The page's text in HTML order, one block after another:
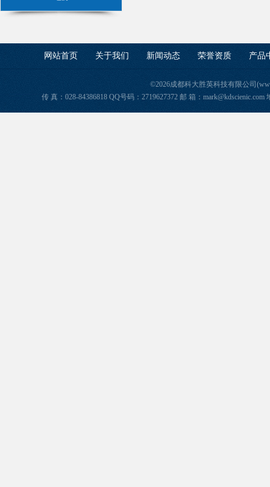
网站首页 关于我们 新闻动态 荣誉资质 产品
©2026成都科大胜英科技有限公司
传 真：028-84386818 QQ号码：2719627372 邮 箱：